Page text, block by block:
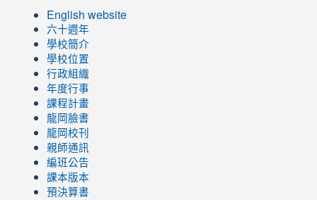
English website
六十週年
學校簡介
學校位置
行政組織
年度行事
課程計畫
龍岡臉書
龍岡校刊
親師通訊
編班公告
課本版本
預決算書